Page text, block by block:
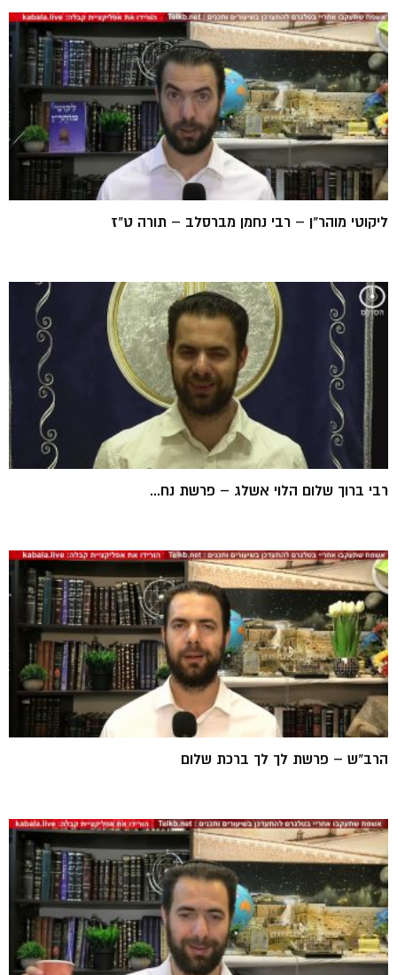
ליקוטי מוהר"ן – רבי נחמן מברסלב – תורה ט"ז
רבי ברוך שלום הלוי אשלג – פרשת נח...
הרב"ש – פרשת לך לך ברכת שלום